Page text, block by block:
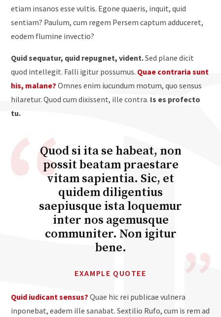
etiam insanos esse vultis. Egone quaeris, inquit, quid
sentiam? Paulum, cum regem Persem captum adduceret,
eodem flumine invectio?
Quid sequatur, quid repugnet, vident.Sed plane dicit
quod intellegit. Falli igitur possumus. Quae contraria sunt
his, malane? Omnes enim iucundum motum, quo sensus
hilaretur. Quod cum dixissent, ille contra. Is es profecto
tu.
Quod si ita se habeat, non
possit beatam praestare
vitam sapientia. Sic, et
quidem diligentius
saepiusque ista loquemur
inter nos agemusque
communiter. Non igitur
bene.
EXAMPLE QUOTEE
Quid iudicant sensus? Quae hic rei publicae vulnera
inponebat, eadem ille sanabat. Sextilio Rufo, cum is rem ad